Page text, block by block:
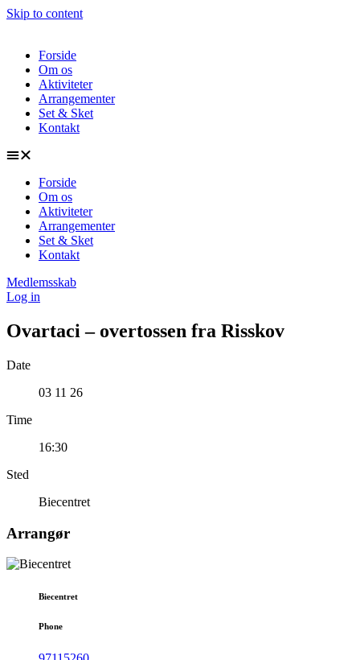
Skip to content
Forside
Om os
Aktiviteter
Arrangementer
Set & Sket
Kontakt
Forside
Om os
Aktiviteter
Arrangementer
Set & Sket
Kontakt
Medlemsskab
Log in
Ovartaci – overtossen fra Risskov
Date
03 11 26
Time
16:30
Sted
Biecentret
Arrangør
Biecentret
Phone